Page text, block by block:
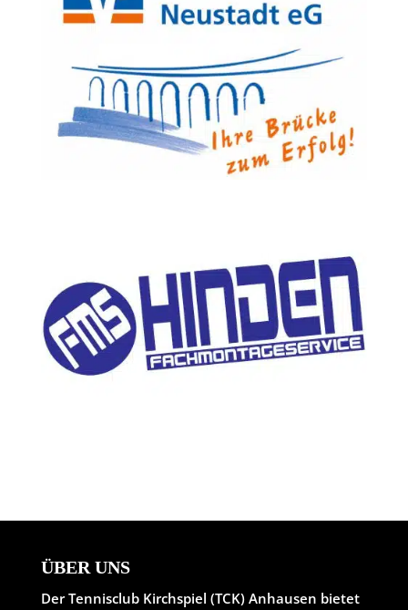
ÜBER UNS
Der Tennisclub Kirchspiel (TCK) Anhausen bietet